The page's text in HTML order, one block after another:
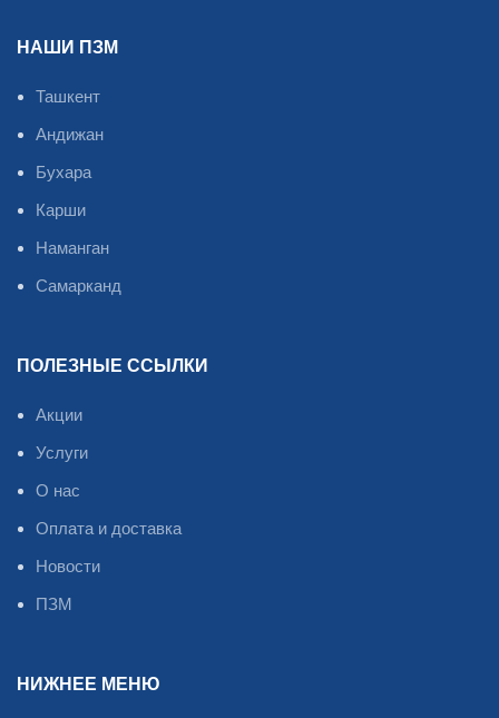
НАШИ ПЗМ
Ташкент
Андижан
Бухара
Карши
Наманган
Самарканд
ПОЛЕЗНЫЕ ССЫЛКИ
Акции
Услуги
О нас
Оплата и доставка
Новости
ПЗМ
НИЖНЕЕ МЕНЮ